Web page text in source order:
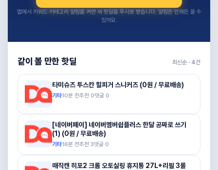
앱에서 키워드·카테고리 알림을 켜면 새 핫딜을 푸시로 받습니다. 알림은 언제든 끌 수
있어요.
같이 볼 만한 핫딜 최신순 · 4건
타미슈즈 투스칸 힐피거 스니커즈 (0원 / 무료배송)
기타10분 전추천 0댓글 0
[네이버페이] 네이버멤버쉽플러스 한달 공짜로 쓰기
(1) (0원 / 무료배송)
기타16분 전추천 3댓글 0
매직캔 히포2 크롬 오토실링 휴지통 27L+리필 3롤